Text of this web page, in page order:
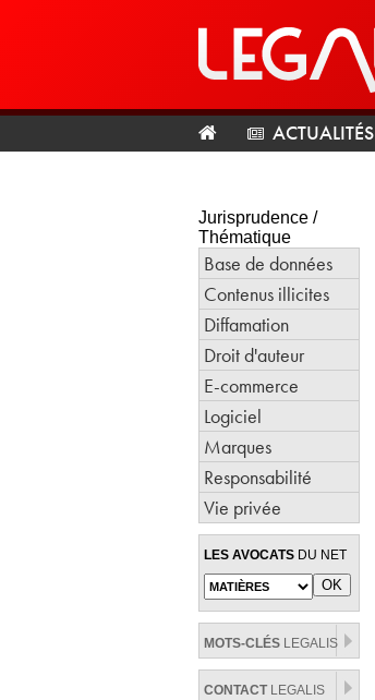
ACTUALITÉS
Jurisprudence /
Thématique
Base de données
Contenus illicites
Diffamation
Droit d'auteur
E-commerce
Logiciel
Marques
Responsabilité
Vie privée
LES AVOCATS DU NET
MOTS-CLÉS LEGALIS
CONTACTLEGALIS